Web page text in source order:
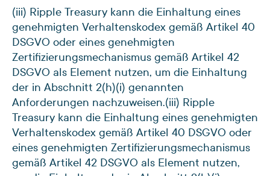
(iii) Ripple Treasury kann die Einhaltung eines
genehmigten Verhaltenskodex gemäß Artikel 40
DSGVO oder eines genehmigten
Zertifizierungsmechanismus gemäß Artikel 42
DSGVO als Element nutzen, um die Einhaltung
der in Abschnitt 2(h)(i) genannten
Anforderungen nachzuweisen.(iii) Ripple
Treasury kann die Einhaltung eines genehmigten
Verhaltenskodex gemäß Artikel 40 DSGVO oder
eines genehmigten Zertifizierungsmechanismus
gemäß Artikel 42 DSGVO als Element nutzen,